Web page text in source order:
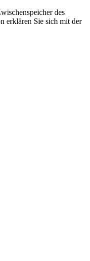
des
erklären Sie sich mit der